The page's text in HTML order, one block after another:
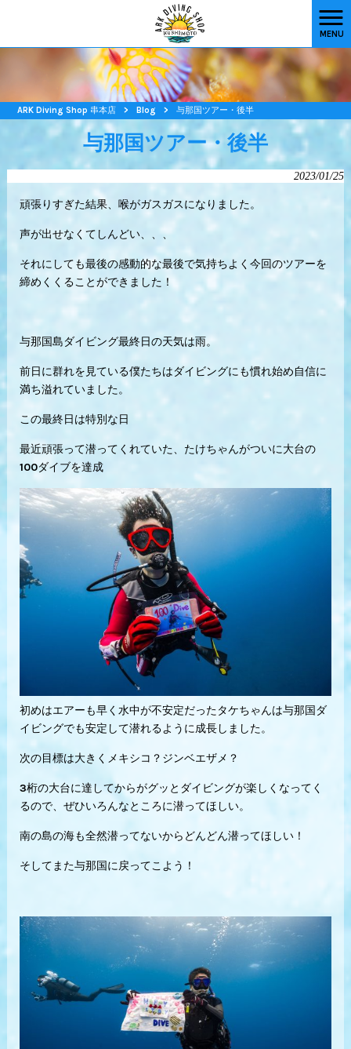
MENU
ARK Diving Shop 串本店 > Blog > 与那国ツアー・後半
与那国ツアー・後半
2023/01/25
頑張りすぎた結果、喉がガスガスになりました。
声が出せなくてしんどい、、、
それにしても最後の感動的な最後で気持ちよく今回のツアーを
締めくくることができました！
与那国島ダイビング最終日の天気は雨。
前日に群れを見ている僕たちはダイビングにも慣れ始め自信に
満ち溢れていました。
この最終日は特別な日
最近頑張って潜ってくれていた、たけちゃんがついに大台の
100ダイブを達成
初めはエアーも早く水中が不安定だったタケちゃんは与那国ダ
イビングでも安定して潜れるように成長しました。
次の目標は大きくメキシコ？ジンベエザメ？
3桁の大台に達してからがグッとダイビングが楽しくなってく
るので、ぜひいろんなところに潜ってほしい。
南の島の海も全然潜ってないからどんどん潜ってほしい！
そしてまた与那国に戻ってこよう！